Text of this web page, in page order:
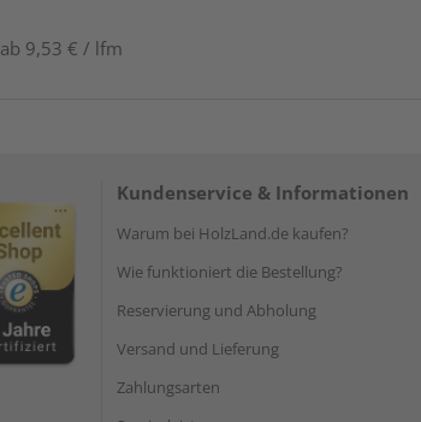
ab 9,53 € / lfm
Kundenservice & Informationen
Warum bei HolzLand.de kaufen?
Wie funktioniert die Bestellung?
Reservierung und Abholung
Versand und Lieferung
Zahlungsarten